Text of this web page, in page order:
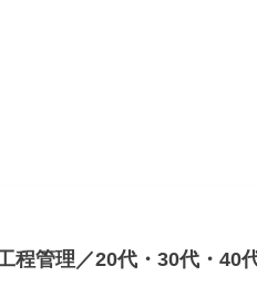
程管理／20代・30代・40